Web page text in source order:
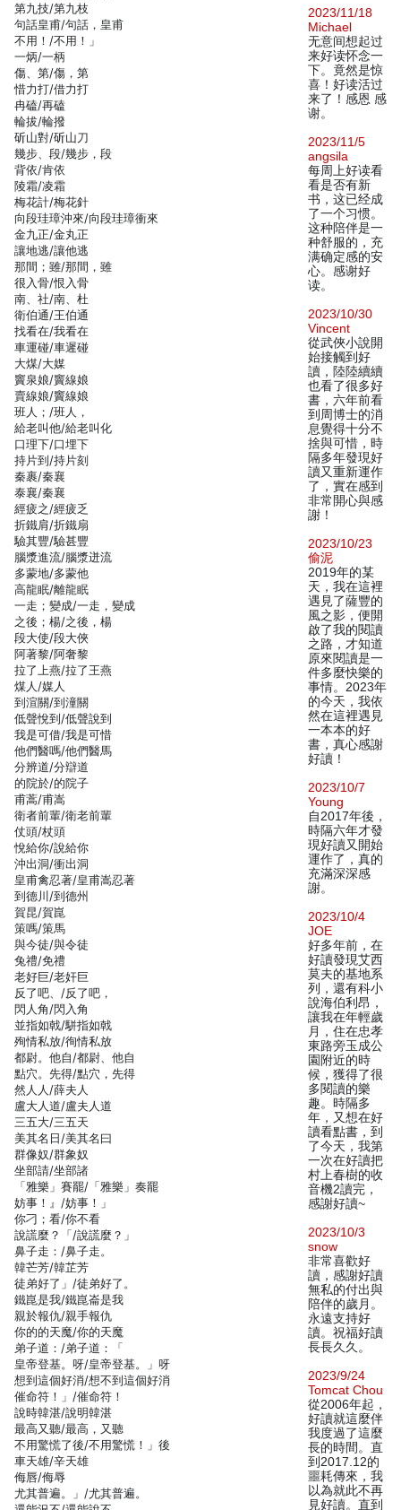
第九技/第九枝
句話皇甫/句話，皇甫
不用！/不用！」
一炳/一柄
傷、第/傷，第
惜力打/借力打
冉磕/再磕
輪拔/輪撥
斫山對/斫山刀
幾步、段/幾步，段
背依/肯依
陵霜/凌霜
梅花計/梅花針
向段珪璋沖來/向段珪璋衝來
金九正/金丸正
讓地逃/讓他逃
那間；雖/那間，雖
很入骨/恨入骨
南、社/南、杜
衛伯通/王伯通
找看在/我看在
車運碰/車遲碰
大煤/大媒
竇泉娘/竇線娘
賣線娘/竇線娘
班人；/班人，
給老叫他/給老叫化
口理下/口埋下
持片到/持片刻
秦裹/秦襄
泰襄/秦襄
經疲之/經疲乏
折鐵肩/折鐵扇
驗其豐/驗甚豐
腦漿進流/腦漿迸流
多蒙地/多蒙他
高龍眠/離龍眠
一走；變成/一走，變成
之後；楊/之後，楊
段大使/段大俠
阿著黎/阿奢黎
拉了上燕/拉了王燕
煤人/媒人
到渲關/到潼關
低聲悅到/低聲說到
我是可借/我是可惜
他們醫嗎/他們醫馬
分辨道/分辯道
的院於/的院子
甫蒿/甫嵩
衛者前輩/衛老前輩
仗頭/杖頭
悅給你/說給你
沖出洞/衝出洞
皇甫禽忍著/皇甫嵩忍著
到德川/到德州
賀昆/賀崑
策嗎/策馬
與今徒/與令徒
兔禮/免禮
老好巨/老奸巨
反了吧、/反了吧，
閃人角/閃入角
並指如戟/駢指如戟
殉情私放/徇情私放
都尉。他自/都尉、他自
點穴。先得/點穴，先得
然人人/薛夫人
盧大人道/盧夫人道
三五大/三五天
美其名日/美其名曰
群像奴/群象奴
坐部請/坐部諸
「雅樂」賽罷/「雅樂」奏罷
妨事！』/妨事！」
你刁；看/你不看
說謊麼？「/說謊麼？」
鼻子走：/鼻子走。
韓芒芳/韓芷芳
徒弟好了」/徒弟好了。
鐵崑是我/鐵崑崙是我
親於報仇/親手報仇
你的的天魔/你的天魔
弟子道：/弟子道：「
皇帝登基。呀/皇帝登基。」呀
想到這個好消/想不到這個好消
催命符！」/催命符！
說時韓湛/說明韓湛
最高又聽/最高，又聽
不用驚慌了後/不用驚慌！」後
車天雄/辛天雄
侮唇/侮辱
尤其普遍。」/尤其普遍。
2023/11/18
Michael
无意间想起过
来好读怀念一
下。竟然是惊
喜！好读活过
来了！感恩 感
谢。
2023/11/5
angsila
每周上好读看
看是否有新
书，这已经成
了一个习惯。
这种陪伴是一
种舒服的，充
满确定感的安
心。感谢好
读。
2023/10/30
Vincent
從武俠小說開
始接觸到好
讀，陸陸續續
也看了很多好
書，六年前看
到周博士的消
息覺得十分不
捨與可惜，時
隔多年發現好
讀又重新運作
了，實在感到
非常開心與感
謝！
2023/10/23
偷泥
2019年的某
天，我在這裡
遇見了薩豐的
風之影，便開
啟了我的閱讀
之路，才知道
原來閱讀是一
件多麼快樂的
事情。2023年
的今天，我依
然在這裡遇見
一本本的好
書，真心感謝
好讀！
2023/10/7
Young
自2017年後，
時隔六年才發
現好讀又開始
運作了，真的
充滿深深感
謝。
2023/10/4
JOE
好多年前，在
好讀發現艾西
莫夫的基地系
列，還有科小
說海伯利昂，
讓我在年輕歲
月，住在忠孝
東路旁玉成公
園附近的時
候，獲得了很
多閱讀的樂
趣。時隔多
年，又想在好
讀看點書，到
了今天，我第
一次在好讀把
村上春樹的收
音機2讀完，
感謝好讀~
2023/10/3
snow
非常喜歡好
讀，感謝好讀
無私的付出與
陪伴的歲月。
永遠支持好
讀。祝福好讀
長長久久。
2023/9/24
Tomcat Chou
從2006年起，
好讀就這麼伴
我度過了這麼
長的時間。直
到2017.12的
噩耗傳來，我
以為就此不再
見好讀。直到